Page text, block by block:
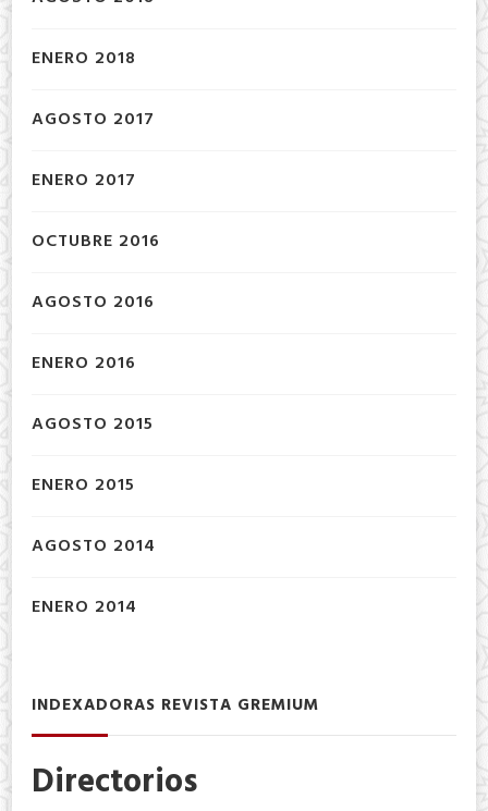
ENERO 2018
AGOSTO 2017
ENERO 2017
OCTUBRE 2016
AGOSTO 2016
ENERO 2016
AGOSTO 2015
ENERO 2015
AGOSTO 2014
ENERO 2014
INDEXADORAS REVISTA GREMIUM
Directorios